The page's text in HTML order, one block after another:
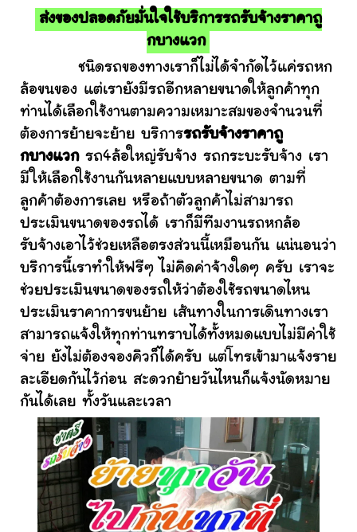
ส่งของปลอดภัยมั่นใจใช้บริการรถรับจ้างราคาถู
กบางแวก
ชนิดรถของทางเราก็ไม่ได้จำกัดไว้แค่รถหก
ล้อขนของ แต่เรายังมีรถอีกหลายขนาดให้ลูกค้าทุก
ท่านได้เลือกใช้งานตามความเหมาะสมของจำนวนที่
ต้องการย้ายจะย้าย บริการรถรับจ้างราคาถู
กบางแวกรถ4ล้อใหญ่รับจ้าง รถกระบะรับจ้าง เรา
มีให้เลือกใช้งานกันหลายแบบหลายขนาด ตามที่
ลูกค้าต้องการเลย หรือถ้าตัวลูกค้าไม่สามารถ
ประเมินขนาดของรถได้ เราก็มีทีมงานรถหกล้อ
รับจ้างเอาไว้ช่วยเหลือตรงส่วนนี้เหมือนกัน แน่นอนว่า
บริการนี้เราทำให้ฟรีๆ ไม่คิดค่าจ้างใดๆ ครับ เราจะ
ช่วยประเมินขนาดของรถให้ว่าต้องใช้รถขนาดไหน
ประเมินราคาการขนย้าย เส้นทางในการเดินทางเรา
สามารถแจ้งให้ทุกท่านทราบได้ทั้งหมดแบบไม่มีค่าใช้
จ่าย ยังไม่ต้องจองคิวก็ได้ครับ แต่โทรเข้ามาแจ้งราย
ละเอียดกันไว้ก่อน สะดวกย้ายวันไหนก็แจ้งนัดหมาย
กันได้เลย ทั้งวันและเวลา